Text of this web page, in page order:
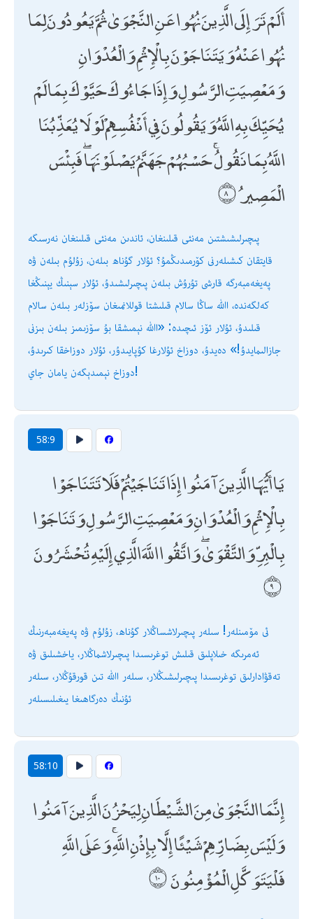
أَلَمْ تَرَ إِلَى الَّذِينَ نُهُوا عَنِ النَّجْوَىٰ ثُمَّ يَعُودُونَ لِمَا
نُهُوا عَنْهُ وَيَتَنَاجَوْنَ بِالْإِثْمِ وَالْعُدْوَانِ
وَمَعْصِيَتِ الرَّسُولِ وَإِذَا جَاءُوكَ حَيَّوْكَ بِمَا لَمْ
يُحَيِّكَ بِهِ اللَّهُ وَيَقُولُونَ فِي أَنْفُسِهِمْ لَوْلَا يُعَذِّبُنَا
اللَّهُ بِمَا نَقُولُ ۚ حَسْبُهُمْ جَهَنَّمُ يَصْلَوْنَهَا ۖ فَبِئْسَ
الْمَصِيرُ
پىچىرلىشىشتىن مەنئى قىلىنغان، ئاندىن مەنئى قىلىنغان نەرسىگە
قايتقان كىشىلەرنى كۆرمىدىڭمۇ؟ ئۇلار گۇناھ بىلەن، زۇلۇم بىلەن ۋە
پەيغەمبەرگە قارشى تۇرۇش بىلەن پىچىرلىشىدۇ، ئۇلار سېنىڭ يېنىڭغا
كەلگەندە، اﷲ ساڭا سالام قىلىشتا قوللانمىغان سۆزلەر بىلەن سالام
قىلىدۇ، ئۇلار ئۆز ئىچىدە: «اﷲ نېمىشقا بۇ سۆزىمىز بىلەن بىزنى
جازالىمايدۇ!» دەيدۇ، دوزاخ ئۇلارغا كۇپايىدۇر، ئۇلار دوزاخقا كىرىدۇ،
دوزاخ نېمىدېگەن يامان جاي!
58:9
يَا أَيُّهَا الَّذِينَ آمَنُوا إِذَا تَنَاجَيْتُمْ فَلَا تَتَنَاجَوْا
بِالْإِثْمِ وَالْعُدْوَانِ وَمَعْصِيَتِ الرَّسُولِ وَتَنَاجَوْا
بِالْبِرِّ وَالتَّقْوَىٰ ۖ وَاتَّقُوا اللَّهَ الَّذِي إِلَيْهِ تُحْشَرُونَ
ئى مۆمىنلەر! سىلەر پىچىرلاشساڭلار گۇناھ، زۇلۇم ۋە پەيغەمبەرنىڭ
ئەمرىگە خىلاپلىق قىلىش توغرىسىدا پىچىرلاشماڭلار، ياخشىلىق ۋە
تەقۋادارلىق توغرىسىدا پىچىرلىشىڭلار، سىلەر اﷲ تىن قورقۇڭلار، سىلەر
ئۇنىڭ دەرگاھىغا يىغىلىسىلەر
58:10
إِنَّمَا النَّجْوَىٰ مِنَ الشَّيْطَانِ لِيَحْزُنَ الَّذِينَ آمَنُوا
وَلَيْسَ بِضَارِّهِمْ شَيْئًا إِلَّا بِإِذْنِ اللَّهِ ۚ وَعَلَى اللَّهِ
فَلْيَتَوَكَّلِ الْمُؤْمِنُونَ